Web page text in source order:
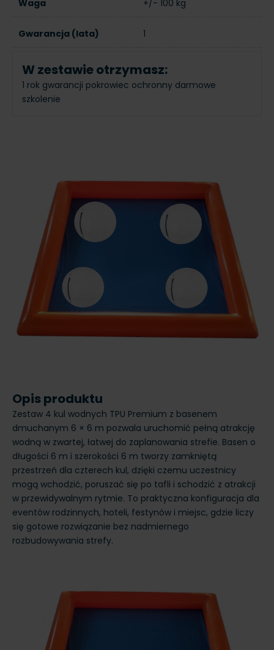
Waga +/- 100 kg
Gwarancja (lata) 1
W zestawie otrzymasz:
1 rok gwarancji pokrowiec ochronny darmowe
szkolenie
Opis produktu
Zestaw 4 kul wodnych TPU Premium z basenem
dmuchanym 6 × 6 m pozwala uruchomić pełną atrakcję
wodną w zwartej, łatwej do zaplanowania strefie. Basen o
długości 6 m i szerokości 6 m tworzy zamkniętą
przestrzeń dla czterech kul, dzięki czemu uczestnicy
mogą wchodzić, poruszać się po tafli i schodzić z atrakcji
w przewidywalnym rytmie. To praktyczna konfiguracja dla
eventów rodzinnych, hoteli, festynów i miejsc, gdzie liczy
się gotowe rozwiązanie bez nadmiernego
rozbudowywania strefy.